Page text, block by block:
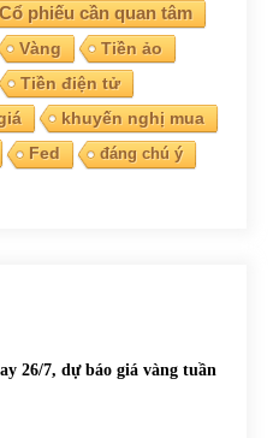
Cổ phiếu cần quan tâm
Vàng
Tiền ảo
Tiền điện tử
khuyến nghị mua
Fed
đáng chú ý
26/7, dự báo giá vàng tuần